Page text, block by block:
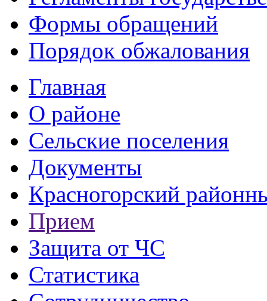
Формы обращений
Порядок обжалования
Главная
О районе
Сельские поселения
Документы
Красногорский
Прием
Защита от ЧС
Статистика